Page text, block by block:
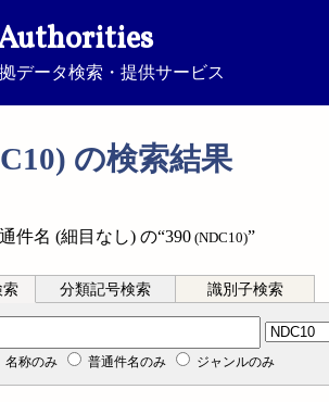
データ検索・提供サービス
の検索結果
件名 (細目なし) の“390 (NDC10)”
索 分類記号検索 識別子検索
名称のみ 普通件名のみ ジャンルのみ